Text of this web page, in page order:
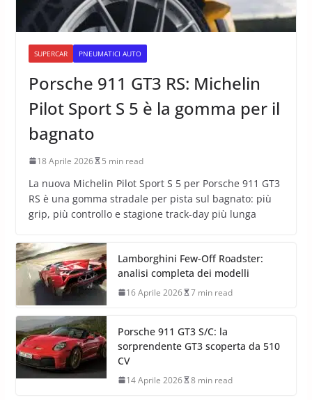
SUPERCAR PNEUMATICI AUTO
Porsche 911 GT3 RS: Michelin
Pilot Sport S 5 è la gomma per il
bagnato
18 Aprile 2026 5 min read
La nuova Michelin Pilot Sport S 5 per Porsche 911 GT3
RS è una gomma stradale per pista sul bagnato: più
grip, più controllo e stagione track-day più lunga
Lamborghini Few-Off Roadster:
analisi completa dei modelli
16 Aprile 2026 7 min read
Porsche 911 GT3 S/C: la
sorprendente GT3 scoperta da 510
CV
14 Aprile 2026 8 min read